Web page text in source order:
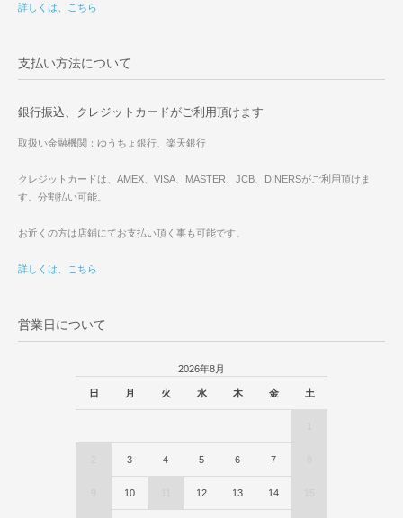
詳しくは、こちら
支払い方法について
銀行振込、クレジットカードがご利用頂けます
取扱い金融機関：ゆうちょ銀行、楽天銀行
クレジットカードは、AMEX、VISA、MASTER、JCB、DINERSがご利用頂けま
す。分割払い可能。
お近くの方は店鋪にてお支払い頂く事も可能です。
詳しくは、こちら
営業日について
2026年8月
日 月 火 水 木 金 土
3 4 5 6 7
10 12 13 14